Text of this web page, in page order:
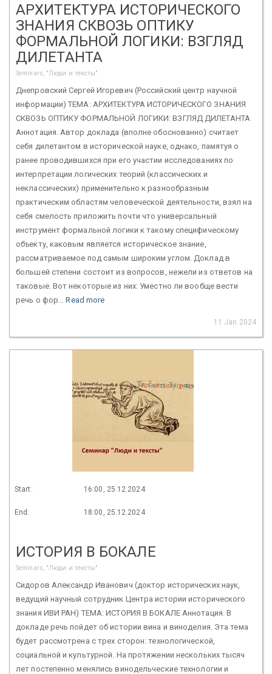
АРХИТЕКТУРА ИСТОРИЧЕСКОГО
ЗНАНИЯ СКВОЗЬ ОПТИКУ
ФОРМАЛЬНОЙ ЛОГИКИ: ВЗГЛЯД
ДИЛЕТАНТА
Seminars, "Люди и тексты"
Днепровский Сергей Игоревич (Российский центр научной
информации) ТЕМА: АРХИТЕКТУРА ИСТОРИЧЕСКОГО ЗНАНИЯ
СКВОЗЬ ОПТИКУ ФОРМАЛЬНОЙ ЛОГИКИ: ВЗГЛЯД ДИЛЕТАНТА
Аннотация. Автор доклада (вполне обоснованно) считает
себя дилетантом в исторической науке, однако, памятуя о
ранее проводившихся при его участии исследованиях по
интерпретации логических теорий (классических и
неклассических) применительно к разнообразным
практическим областям человеческой деятельности, взял на
себя смелость приложить почти что универсальный
инструмент формальной логики к такому специфическому
объекту, каковым является историческое знание,
рассматриваемое под самым широким углом. Доклад в
большей степени состоит из вопросов, нежели из ответов на
таковые. Вот некоторые из них: Уместно ли вообще вести
речь о фор...Read more
11 Jan 2024
Start: 16:00, 25.12.2024
End: 18:00, 25.12.2024
ИСТОРИЯ В БОКАЛЕ
Seminars, "Люди и тексты"
Сидоров Александр Иванович (доктор исторических наук,
ведущий научный сотрудник Центра истории исторического
знания ИВИ РАН) ТЕМА: ИСТОРИЯ В БОКАЛЕ Аннотация. В
докладе речь пойдет об истории вина и виноделия. Эта тема
будет рассмотрена с трех сторон: технологической,
социальной и культурной. На протяжении нескольких тысяч
лет постепенно менялись винодельческие технологии и